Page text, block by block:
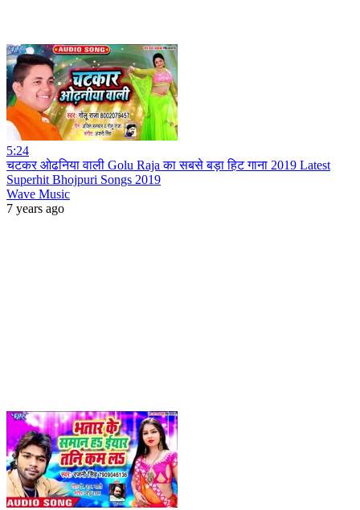
5:24
चटकर ओढनिया वाली Golu Raja का सबसे बड़ा हिट गाना 2019 Latest
Superhit Bhojpuri Songs 2019
Wave Music
7 years ago